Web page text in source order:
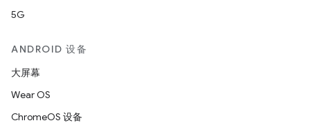
5G
ANDROID 设备
大屏幕
Wear OS
ChromeOS 设备